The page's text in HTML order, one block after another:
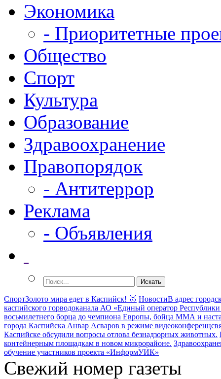
Экономика
- Приоритетные
Общество
Спорт
Культура
Образование
Здравоохранение
Правопорядок
- Антитеррор
Реклама
- Объявления
СпортЗолото мира едет в Каспийск! 🥇 НовостиВ адрес
каспийского горводоканала АО «Единый оператор
восьмилетнего борца до чемпиона Европы, бойца ММА и
города Каспийска Анвар Асваров в режиме
Каспийске обсудили вопросы отлова безнадзорных животных.
контейнерным площадкам в новом микрорайоне.
обучение участников проекта «ИнформУИК»
Свежий номер газеты